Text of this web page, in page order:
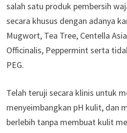
salah satu produk pembersih
secara khusus dengan adanya
Mugwort, Tea Tree, Centella
Officinalis, Peppermint serta
PEG.
Telah teruji secara klinis untuk
menyeimbangkan pH kulit, dan
berlebih tanpa membuat kulit